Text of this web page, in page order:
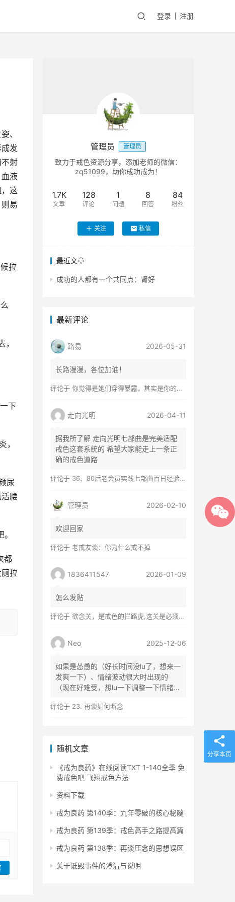
登录 注册
、
发
射
液
这
易
拉
下
，
尿
腰
都
拉
管理员 管理员
致力于戒色资源分享，添加老师的微信：
zq51099，助你成功戒为！
1.7K
文章
128
评论
1
问题
8
回答
84
粉丝
关注 私信
最近文章
成功的人都有一个共同点：肾好
最新评论
路易 2026-05-31
长路漫漫，各位加油！
评论于 你觉得是她们穿得暴露，其实是你的心在着火
走向光明 2026-04-11
据我所了解 走向光明七部曲是完美适配
戒色这套系统的 希望大家能走上一条正
确的戒色道路
评论于 36、80后老会员实践七部曲百日经验谈兼苦口忠言
管理员 2026-02-10
欢迎回家
评论于 老戒友谈：你为什么戒不掉
1836411547 2026-01-09
怎么发贴
评论于 欲念关，是戒色的拦路虎,这关是必须过的
Neo 2025-12-06
如果是怂恿的（好长时间没lu了，想来一
发爽一下）、情绪波动很大时出现的
（现在好难受，想lu一下调整一下情绪）
评论于 23. 再谈如何断念
随机文章
《戒为良药》在线阅读TXT 1-140全季 免
费戒色吧 飞翔戒色方法
资料下载
戒为良药 第140季：九年零破的核心秘髓
戒为良药 第139季：戒色高手之路提高篇
戒为良药 第138季：再谈压念的思想误区
关于诋毁事件的澄清与说明
分享本页